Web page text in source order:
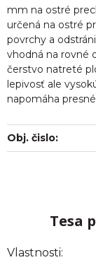
mm na ostré
určená na ostré
povrchy a
vhodná na rovné
čerstvo natreté
lepivosť ale
napomáha
Obj. čislo:
Tesa
Vlastnosti: